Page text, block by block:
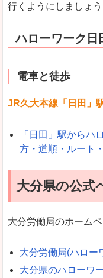
行くようにしましょう
ハローワーク日
電車と徒歩
JR久大本線「日田」
「日田」駅からハ
方・道順・ルート
大分県の公式
大分労働局のホーム
大分労働局(ハロー
大分県のハローワ